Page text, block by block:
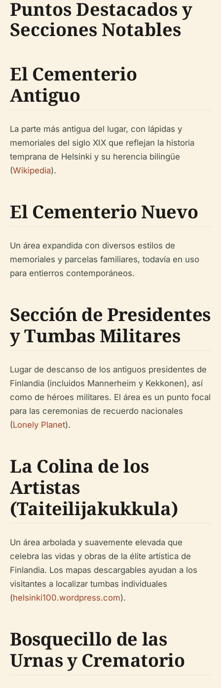
Puntos Destacados y
Secciones Notables
El Cementerio
Antiguo
La parte más antigua del lugar, con lápidas y
memoriales del siglo XIX que reflejan la historia
temprana de Helsinki y su herencia bilingüe
(Wikipedia).
El Cementerio Nuevo
Un área expandida con diversos estilos de
memoriales y parcelas familiares, todavía en uso
para entierros contemporáneos.
Sección de Presidentes
y Tumbas Militares
Lugar de descanso de los antiguos presidentes de
Finlandia (incluidos Mannerheim y Kekkonen), así
como de héroes militares. El área es un punto focal
para las ceremonias de recuerdo nacionales
(Lonely Planet).
La Colina de los
Artistas
(Taiteilijakukkula)
Un área arbolada y suavemente elevada que
celebra las vidas y obras de la élite artística de
Finlandia. Los mapas descargables ayudan a los
visitantes a localizar tumbas individuales
(helsinki100.wordpress.com).
Bosquecillo de las
Urnas y Crematorio